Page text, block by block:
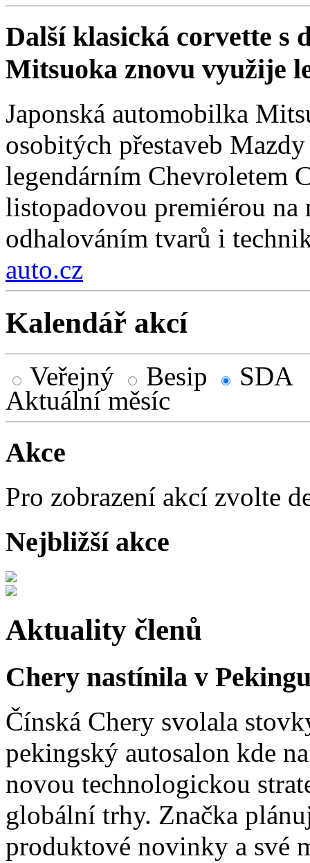
Další klasická corvette s
Mitsuoka znovu využije
Japonská automobilka
osobitých přestaveb
legendárním Chevroletem
listopadovou premiérou
odhalováním tvarů i
auto.cz
Kalendář akcí
Veřejný Besip
SDA
Aktuální měsíc
Akce
Pro zobrazení akcí zvolte
Nejbližší akce
Aktuality členů
Chery nastínila v
Čínská Chery svolala
pekingský autosalon kde
novou technologickou
globální trhy. Značka
produktové novinky a své